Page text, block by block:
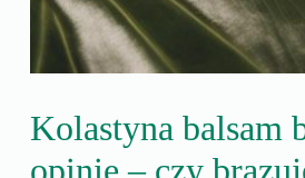
Kolastyna balsam